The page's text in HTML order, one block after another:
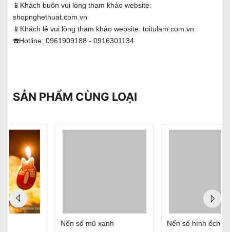
📱Khách buôn vui lòng tham khảo website:
shopnghethuat.com.vn
📱Khách lẻ vui lòng tham khảo website: toitulam.com.vn
☎️Hotline: 0961909188 - 0916301134
SẢN PHẨM CÙNG LOẠI
Nến số mũ xanh
Nến số hình ếch